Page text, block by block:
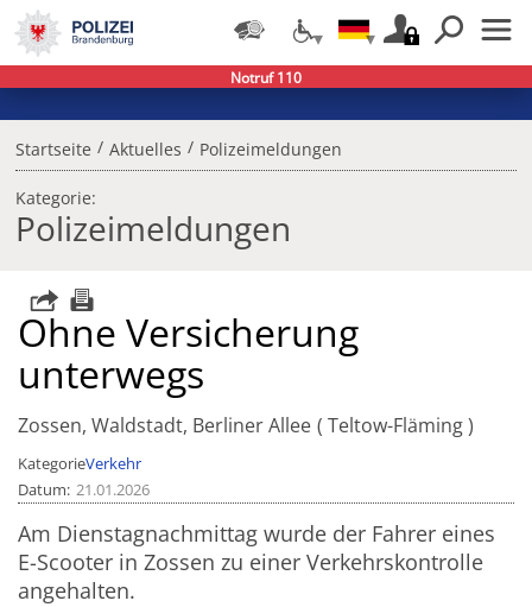
Startseite / Aktuelles / Polizeimeldungen
Kategorie:
Polizeimeldungen
Ohne Versicherung
unterwegs
Zossen, Waldstadt, Berliner Allee Teltow-Fläming
KategorieVerkehr
Datum 21.01.2026
Am Dienstagnachmittag wurde der Fahrer eines
E-Scooter in Zossen zu einer Verkehrskontrolle
angehalten.
Notruf 110